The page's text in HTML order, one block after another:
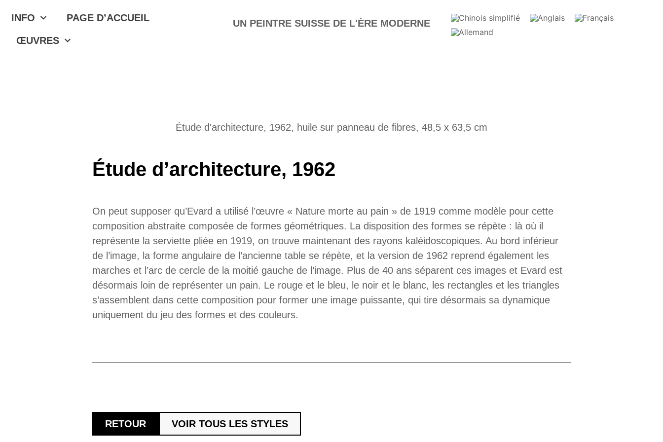
INFO PAGE D’ACCUEIL
ŒUVRES
UN PEINTRE SUISSE DE L'ÈRE MODERNE
Étude d'architecture, 1962, huile sur panneau de fibres, 48,5 x 63,5 cm
Étude d’architecture, 1962
On peut supposer qu’Evard a utilisé l’œuvre « Nature morte au pain » de 1919 comme modèle pour cette
composition abstraite composée de formes géométriques. La disposition des formes se répète : là où il
représente la serviette pliée en 1919, on trouve maintenant des rayons kaléidoscopiques. Au bord inférieur
de l’image, la forme angulaire de l’ancienne table se répète, et la version de 1962 reprend également les
marches et l’arc de cercle de la moitié gauche de l’image. Plus de 40 ans séparent ces images et Evard est
désormais loin de représenter un pain. Le rouge et le bleu, le noir et le blanc, les rectangles et les triangles
s’assemblent dans cette composition pour former une image puissante, qui tire désormais sa dynamique
uniquement du jeu des formes et des couleurs.
RETOUR VOIR TOUS LES STYLES